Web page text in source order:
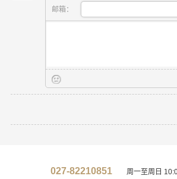
邮箱：
027-82210851 周一至周日